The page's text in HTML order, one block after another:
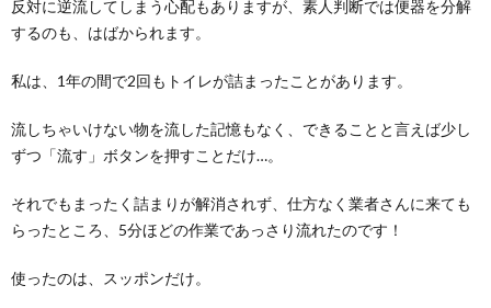
手垢...
ら隙間の埃まで
在する場所によって、掃除に使うアイテムが変わ...
反対に逆流してしまう心配もありますが、素人判断では便器を分解
するのも、はばかられます。
私は、1年の間で2回もトイレが詰まったことがあります。
流しちゃいけない物を流した記憶もなく、できることと言えば少し
ずつ「流す」ボタンを押すことだけ…。
それでもまったく詰まりが解消されず、仕方なく業者さんに来ても
らったところ、5分ほどの作業であっさり流れたのです！
使ったのは、スッポンだけ。